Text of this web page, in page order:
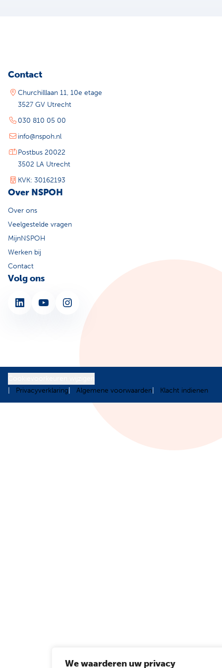
We waarderen uw privacy
Contact
Churchilllaan 11, 10e etage
3527 GV Utrecht
030 810 05 00
info@nspoh.nl
Postbus 20022
3502 LA Utrecht
KVK: 30162193
Over NSPOH
Over ons
Veelgestelde vragen
MijnNSPOH
Werken bij
Contact
Volg ons
LinkedIn YouTube Instagram
Privacyverklaring
Algemene voorwaarden Klacht indienen